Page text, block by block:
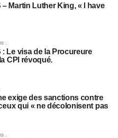
– Martin Luther King, « I have
.
: Le visa de la Procureure
CPI révoqué.
exige des sanctions contre
qui « ne décolonisent pas
.